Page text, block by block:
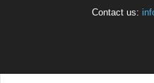
Contact us: